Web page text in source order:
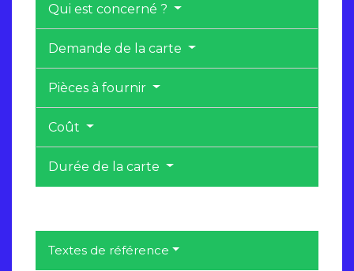
Qui est concerné ?
Demande de la carte
Pièces à fournir
Coût
Durée de la carte
Textes de référence